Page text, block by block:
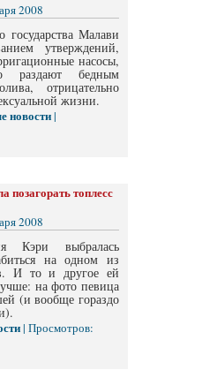
2008
государства Малави
утверждений,
насосы,
раздают бедным
отрицательно
жизни.
новости|
позагорать топлесс
2008
Кэри выбралась
на одном из
И то и другое ей
на фото певица
(и вообще гораздо
| Просмотров: